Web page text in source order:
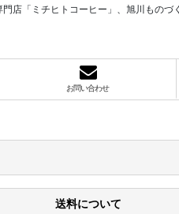
店「ミチヒトコーヒー」、旭川ものづ
お問い合わせ
送料について